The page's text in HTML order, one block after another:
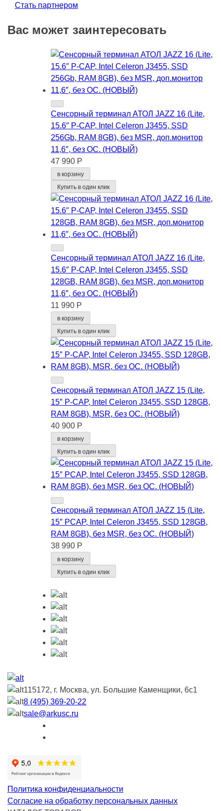
Стать партнером
Вас может заинтересовать
Сенсорный терминал АТОЛ JAZZ 16 (Lite,
15.6″ P-CAP, Intel Celeron J3455, SSD
256Gb, RAM 8GB), без MSR, доп.монитор
11,6″, без ОС. (НОВЫЙ)
47 990 Р
в корзину
Купить в один клик
Сенсорный терминал АТОЛ JAZZ 16 (Lite,
15.6″ P-CAP, Intel Celeron J3455, SSD
128GB, RAM 8GB), без MSR, доп.монитор
11,6″, без ОС. (НОВЫЙ)
11 990 Р
в корзину
Купить в один клик
Сенсорный терминал АТОЛ JAZZ 15 (Lite,
15″ P-CAP, Intel Celeron J3455, SSD 128GB,
RAM 8GB), MSR, без ОС. (НОВЫЙ)
40 900 Р
в корзину
Купить в один клик
Сенсорный терминал АТОЛ JAZZ 15 (Lite,
15″ PCAP, Intel Celeron J3455, SSD 128GB,
RAM 8GB), без MSR, без ОС. (НОВЫЙ)
38 990 Р
в корзину
Купить в один клик
115172, г. Москва, ул. Большие Каменщики, 6с1
8 (495) 369-20-22
sale@arkusc.ru
Политика конфиденциальности
Согласие на обработку персональных данных